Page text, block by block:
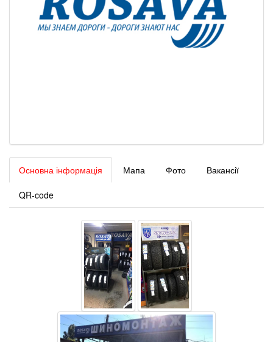
Основна інформація Мапа Фото Вакансії
QR-code